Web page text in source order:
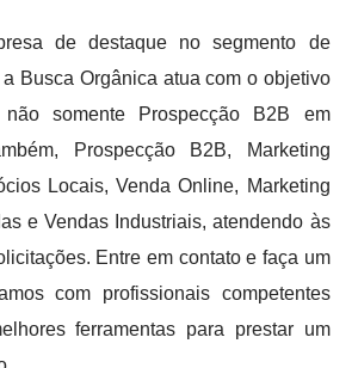
de destaque no segmento de
Busca Orgânica atua com o objetivo
somente Prospecção B2B em
Prospecção B2B, Marketing
Locais, Venda Online, Marketing
e Vendas Industriais, atendendo às
Entre em contato e faça um
com profissionais competentes
ferramentas para prestar um